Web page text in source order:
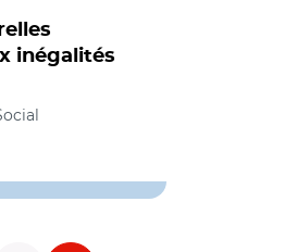
inégalités